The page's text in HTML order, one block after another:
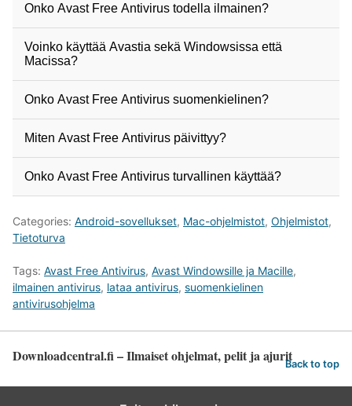
Onko Avast Free Antivirus todella ilmainen?
Voinko käyttää Avastia sekä Windowsissa että
Macissa?
Onko Avast Free Antivirus suomenkielinen?
Miten Avast Free Antivirus päivittyy?
Onko Avast Free Antivirus turvallinen käyttää?
Categories: Android-sovellukset, Mac-ohjelmistot, Ohjelmistot,
Tietoturva
Tags: Avast Free Antivirus, Avast Windowsille ja Macille,
ilmainen antivirus, lataa antivirus, suomenkielinen
antivirusohjelma
Downloadcentral.fi – Ilmaiset ohjelmat, pelit ja ajuritBack to top